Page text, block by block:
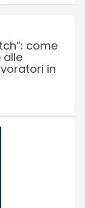
come
alle
in